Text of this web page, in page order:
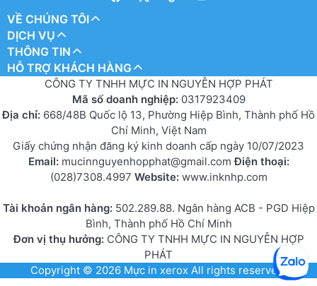
VỀ CHÚNG TÔI
DỊCH VỤ
THÔNG TIN
HỖ TRỢ KHÁCH HÀNG
CÔNG TY TNHH MỰC IN NGUYỄN HỢP PHÁT
Mã số doanh nghiệp: 0317923409
Địa chỉ: 668/48B Quốc lộ 13, Phường Hiệp Bình, Thành phố Hồ
Chí Minh, Việt Nam
Giấy chứng nhận đăng ký kinh doanh cấp ngày 10/07/2023
Email: mucinnguyenhopphat@gmail.comĐiện thoại:
(028)7308.4997 Website: www.inknhp.com
Tài khoản ngân hàng: 502.289.88. Ngân hàng ACB - PGD Hiệp
Bình, Thành phố Hồ Chí Minh
Đơn vị thụ hưởng:CÔNG TY TNHH MỰC IN NGUYỄN HỢP
PHÁT
Copyright © 2026 Mực in xerox All rights reserved.